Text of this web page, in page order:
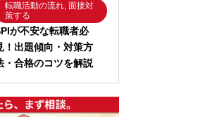
転職活動の流れ, 面接対
策する
が不安な転職者必
！出題傾向・対策方
・合格のコツを解説